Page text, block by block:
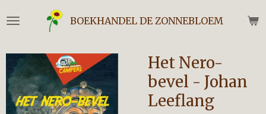
direct
de
hoofdinhoud
BOEKHANDEL DE ZONNEBLOEM
Het Nero-
bevel - Johan
Leeflang